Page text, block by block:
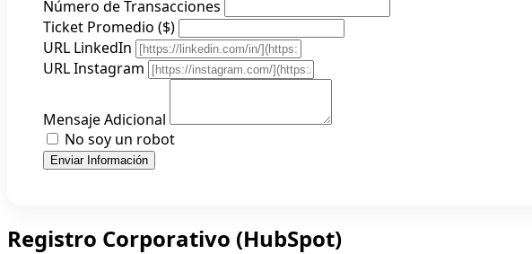
Número de Transacciones
Ticket Promedio ($)
URL LinkedIn
URL Instagram
Mensaje Adicional
No soy un robot
Enviar Información
Registro Corporativo (HubSpot)